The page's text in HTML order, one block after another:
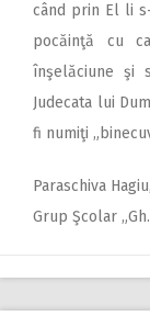
când prin El li
pocăinţă cu
înşelăciune şi
Judecata lui
fi numiţi
Paraschiva Hagiu,
Grup Şcolar